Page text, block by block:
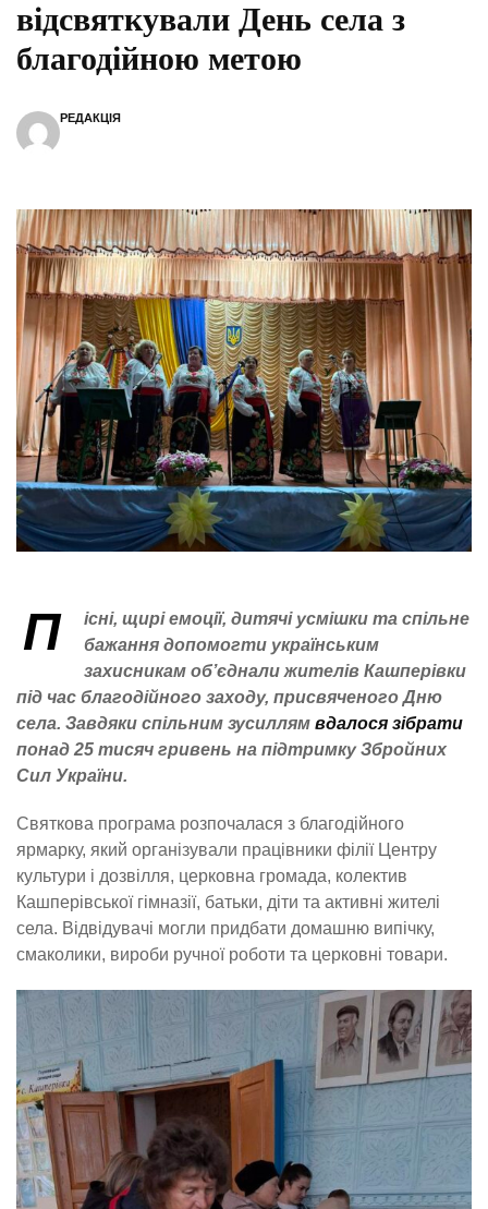
відсвяткували День села з
благодійною метою
РЕДАКЦІЯ
П
існі, щирі емоції, дитячі усмішки та спільне
бажання допомогти українським
захисникам об’єднали жителів Кашперівки
під час благодійного заходу, присвяченого Дню
села. Завдяки спільним зусиллям вдалося зібрати
понад 25 тисяч гривень на підтримку Збройних
Сил України.
Святкова програма розпочалася з благодійного
ярмарку, який організували працівники філії Центру
культури і дозвілля, церковна громада, колектив
Кашперівської гімназії, батьки, діти та активні жителі
села. Відвідувачі могли придбати домашню випічку,
смаколики, вироби ручної роботи та церковні товари.